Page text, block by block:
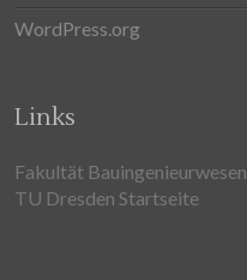
WordPress.org
Links
Fakultät Bauingenieurwesen
TU Dresden Startseite